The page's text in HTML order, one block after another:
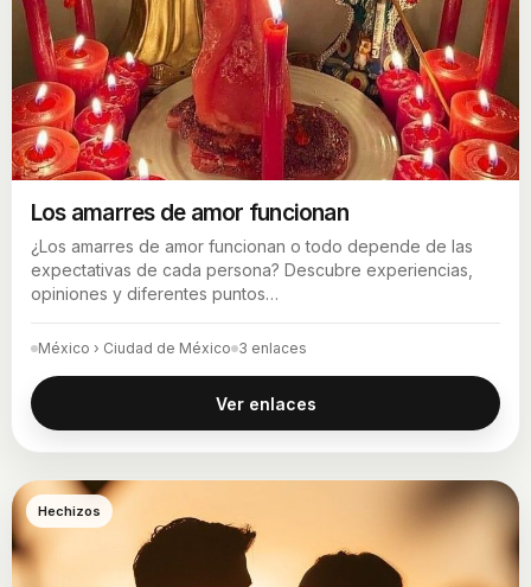
Los amarres de amor funcionan
¿Los amarres de amor funcionan o todo depende de las
expectativas de cada persona? Descubre experiencias,
opiniones y diferentes puntos…
México › Ciudad de México 3 enlaces
Ver enlaces
Hechizos